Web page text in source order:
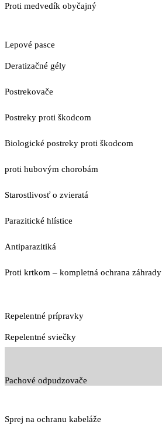
Proti medvedík obyčajný
Lepové pasce
Deratizačné gély
Postrekovače
Postreky proti škodcom
Biologické postreky proti škodcom
proti hubovým chorobám
Starostlivosť o zvieratá
Parazitické hlístice
Antiparazitiká
Proti krtkom – kompletná ochrana záhrady
Repelentné prípravky
Repelentné sviečky
Pachové odpudzovače
Sprej na ochranu kabeláže